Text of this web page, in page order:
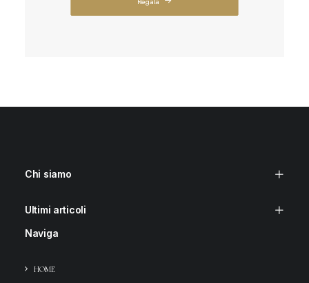
Chi siamo
Ultimi articoli
Naviga
HOME